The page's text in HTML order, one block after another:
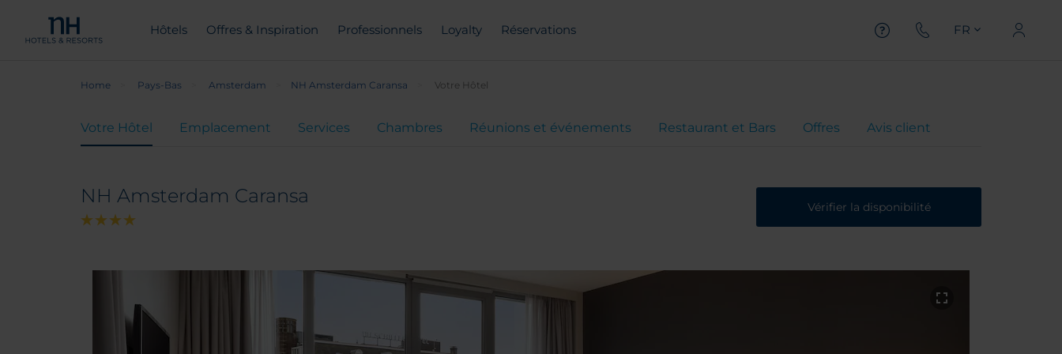
Hôtels Offres & Inspiration Professionnels Loyalty Réservations FR
Home Pays-Bas Amsterdam NH Amsterdam Caransa Votre Hôtel
Votre Hôtel Emplacement Services Chambres Réunions et événements Restaurant et Bars Offres Avis client
NH Amsterdam Caransa Vérifier la disponibilité